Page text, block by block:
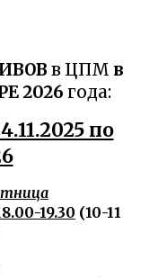
в ЦПМ в
2026 года:
по
00-19.30 (10-11